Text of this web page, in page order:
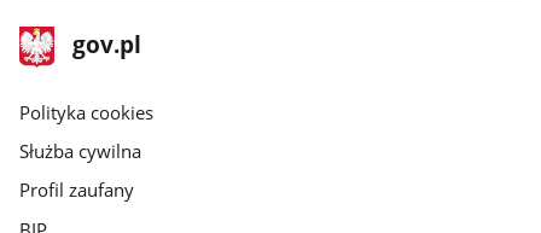
stopka
gov.pl
Strona
gov.pl
gov.pl
Polityka cookies
Służba cywilna
Profil zaufany